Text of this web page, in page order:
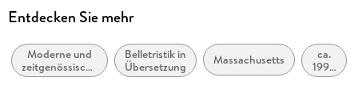
Autor/Autorin
Übersetzung
Dirk van Gunsteren
Entdecken Sie mehr
Moderne und
zeitgenössische
Belletristik:
Belletristik in
Übersetzung
Massachusetts
ca.
1990
bis